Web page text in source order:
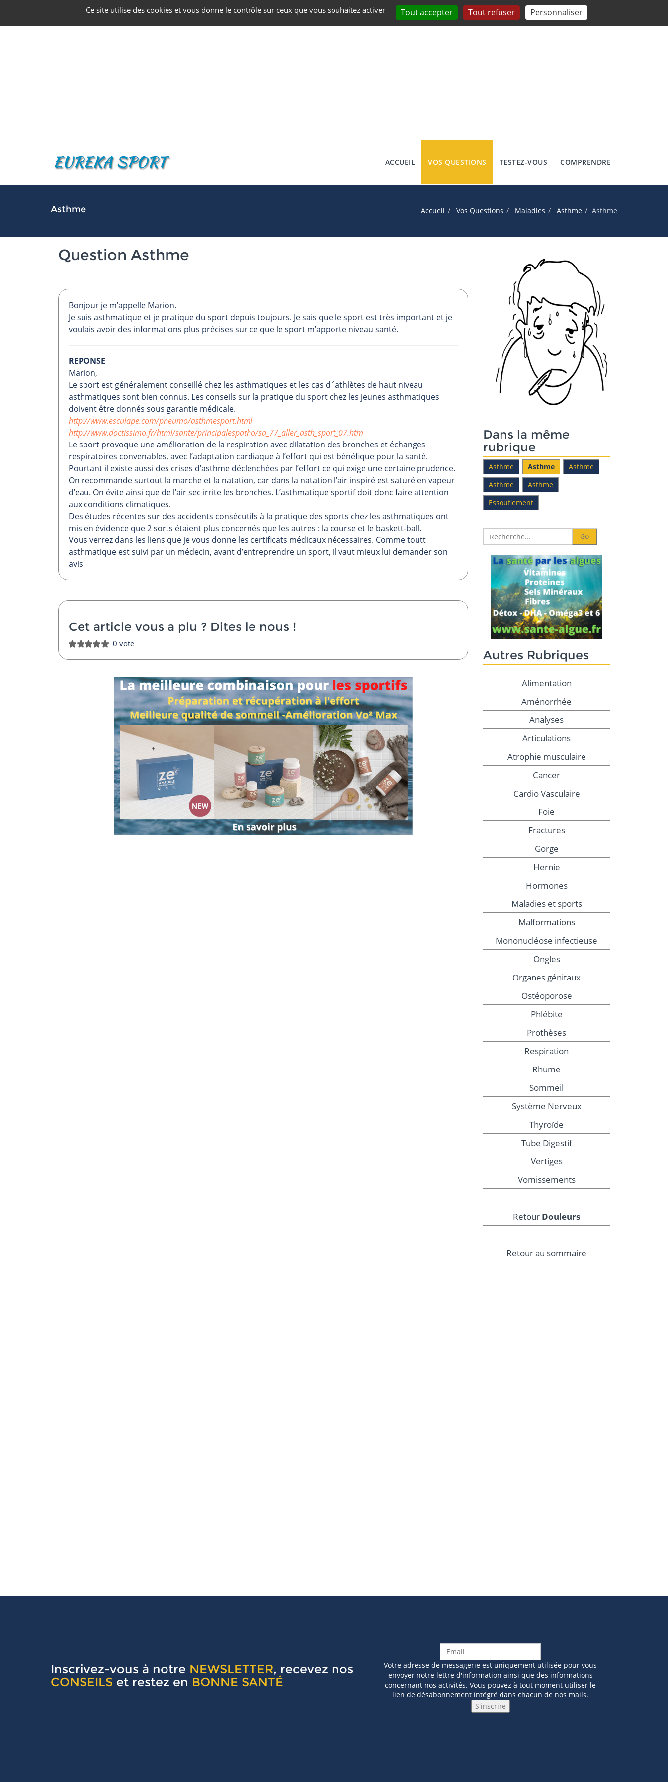
ACCUEIL VOS QUESTIONS TESTEZ-VOUS COMPRENDRE
Asthme Accueil Vos Questions Maladies Asthme Asthme
Question Asthme
Bonjour je m’appelle Marion.
Je suis asthmatique et je pratique du sport depuis toujours. Je sais que le sport est très important et je
voulais avoir des informations plus précises sur ce que le sport m’apporte niveau santé.
REPONSE
Marion,
Le sport est généralement conseillé chez les asthmatiques et les cas d´athlètes de haut niveau
asthmatiques sont bien connus. Les conseils sur la pratique du sport chez les jeunes asthmatiques
doivent être donnés sous garantie médicale.
http://www.esculape.com/pneumo/asthmesport.html
http://www.doctissimo.fr/html/sante/principalespatho/sa_77_aller_asth_sport_07.htm
Le sport provoque une amélioration de la respiration avec dilatation des bronches et échanges
respiratoires convenables, avec l’adaptation cardiaque à l’effort qui est bénéfique pour la santé.
Pourtant il existe aussi des crises d’asthme déclenchées par l’effort ce qui exige une certaine prudence.
On recommande surtout la marche et la natation, car dans la natation l’air inspiré est saturé en vapeur
d’eau. On évite ainsi que de l’air sec irrite les bronches. L’asthmatique sportif doit donc faire attention
aux conditions climatiques.
Des études récentes sur des accidents consécutifs à la pratique des sports chez les asthmatiques ont
mis en évidence que 2 sorts étaient plus concernés que les autres : la course et le baskett-ball.
Vous verrez dans les liens que je vous donne les certificats médicaux nécessaires. Comme toutt
asthmatique est suivi par un médecin, avant d’entreprendre un sport, il vaut mieux lui demander son
avis.
Cet article vous a plu ? Dites le nous !
0 vote
Dans la même
rubrique
Asthme Asthme
Asthme
Asthme
Asthme
Essouflement
Autres Rubriques
Alimentation
Aménorrhée
Analyses
Articulations
Atrophie musculaire
Cancer
Cardio Vasculaire
Foie
Fractures
Gorge
Hernie
Hormones
Maladies et sports
Malformations
Mononucléose infectieuse
Ongles
Organes génitaux
Ostéoporose
Phlébite
Prothèses
Respiration
Rhume
Sommeil
Système Nerveux
Thyroïde
Tube Digestif
Vertiges
Vomissements
Retour Douleurs
Retour au sommaire
Inscrivez-vous à notre NEWSLETTER, recevez nos
CONSEILS et restez en BONNE SANTÉ
Votre adresse de messagerie est uniquement utilisée pour vous
envoyer notre lettre d'information ainsi que des informations
concernant nos activités. Vous pouvez à tout moment utiliser le
lien de désabonnement intégré dans chacun de nos mails.
Ce site utilise des cookies et vous donne le contrôle sur ceux que vous souhaitez activer Tout accepter Tout refuser Personnaliser